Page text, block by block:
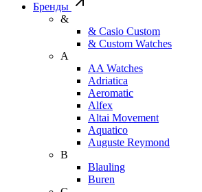
Бренды
&
& Casio Custom
& Custom Watches
A
AA Watches
Adriatica
Aeromatic
Alfex
Altai Movement
Aquatico
Auguste Reymond
B
Blauling
Buren